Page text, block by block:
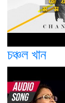
চঞ্চল খান